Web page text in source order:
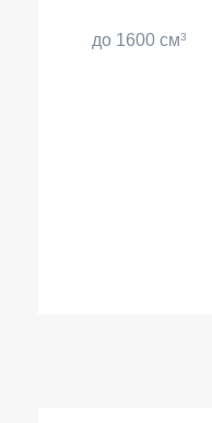
до 1600 см3